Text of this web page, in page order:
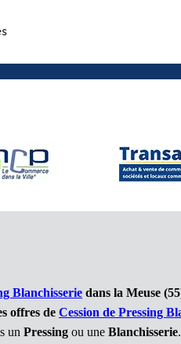
Blanchisserie dans la Meuse
offres de Cession de Pressing
un Pressing ou une Blanchisserie